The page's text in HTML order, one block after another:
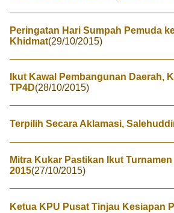
Peringatan Hari Sumpah Pemuda
Khidmat(29/10/2015)
Ikut Kawal Pembangunan Daerah,
TP4D(28/10/2015)
Terpilih Secara Aklamasi,
Mitra Kukar Pastikan Ikut
2015(27/10/2015)
Ketua KPU Pusat Tinjau Kesiapan